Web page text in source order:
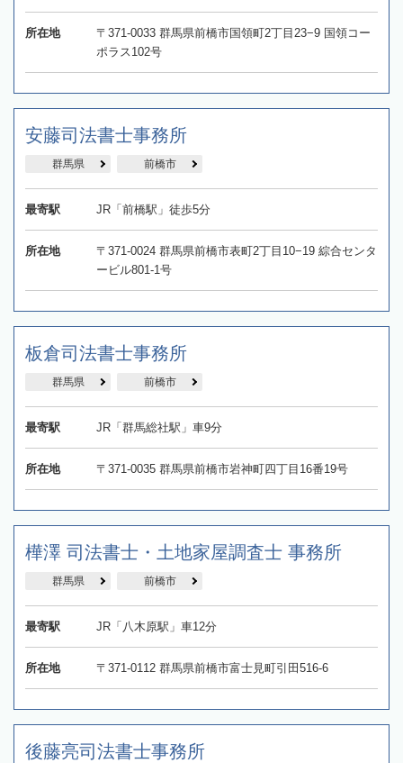
所在地
〒371-0033 群馬県前橋市国領町2丁目23−9 国領コー
ポラス102号
安藤司法書士事務所
群馬県 前橋市
最寄駅 JR「前橋駅」徒歩5分
所在地
〒371-0024 群馬県前橋市表町2丁目10−19 綜合センタ
ービル801-1号
板倉司法書士事務所
群馬県 前橋市
最寄駅 JR「群馬総社駅」車9分
所在地 〒371-0035 群馬県前橋市岩神町四丁目16番19号
樺澤 司法書士・土地家屋調査士 事務所
群馬県 前橋市
最寄駅 JR「八木原駅」車12分
所在地 〒371-0112 群馬県前橋市富士見町引田516-6
後藤亮司法書士事務所